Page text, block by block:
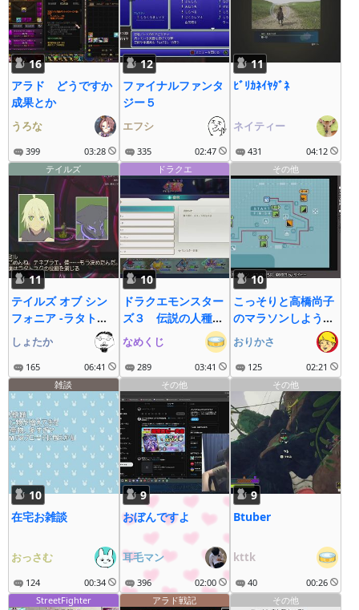
16
アラド どうですか
成果とか
うろな
399 03:28
12
ファイナルファンタ
ジー５
エフシ
335 02:47
11
ﾋﾞﾘｶﾈｲﾔﾀﾞﾈ
ネイティー
431
04:12
テイルズ
11
テイルズ オブ シン
フォニア -ラタトス
クの騎士-(PS3)
#10←おーちゃんの
お絵かきロジック
(PS) #13
しょたか
165 06:41
ドラクエ
10
ドラクエモンスター
ズ３ 伝説の人種差
別モンスター・ブラ
ックマージは存在す
るのか？
なめくじ
289 03:41
その他
10
こっそりと高橋尚子
のマラソンしよう
よ! その9
おりかさ
125
02:21
雑談
10
在宅お雑談
おっさむ
124 00:34
その他
9
おぼんですよ
耳毛マン
396 02:00
その他
9
Btuber
kttk
40
00:26
StreetFighter
アラド戦記 その他